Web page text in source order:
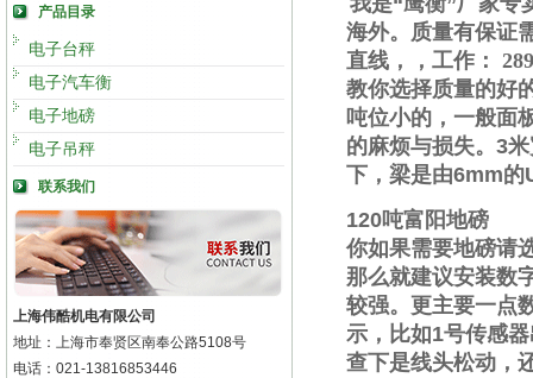
产品目录
电子台秤
电子汽车衡
电子地磅
电子吊秤
联系我们
上海伟酷机电有限公司
地址：上海市奉贤区南奉公路5108号
电话：021-13816853446
海外。质量有保证
直线 ， ，工作 ：
教你选择质量的好
吨位小的，一般面
的麻烦与损失。 3
下，梁是由6mm的
120吨富阳地磅
你如果需要地磅请
那么就建议安装数
较强。更主要一点
示，比如1号传感
查下是线头松动，